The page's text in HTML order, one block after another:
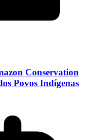
Conservation
Povos Indígenas